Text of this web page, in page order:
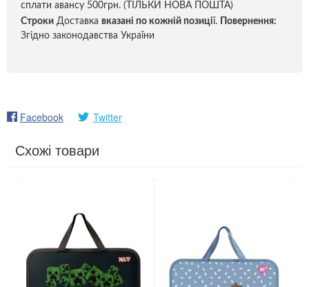
сплати авансу 500грн. (ТІЛЬКИ НОВА ПОШТА)
Строки Доставка вказані по кожній позиції.
Повернення:
Згідно законодавства України
Facebook Twitter
Схожі товари